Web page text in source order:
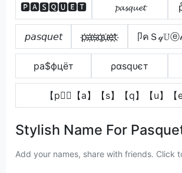
🅿🅰🆂🆀🆄🅴🆃 𝓹𝓪𝓼𝓺𝓾𝓮𝓽
𝘱𝘢𝘴𝘲𝘶𝘦𝘵 p҉a҉s҉q҉u҉e҉t҉ 卩คＳ𝓆𝕌ⓔ𝓉
pа$фцёт ραѕqυєт
【p】⃣【a】【s】【q】【u】【
Stylish Name For
Add your names, share with friends. Click